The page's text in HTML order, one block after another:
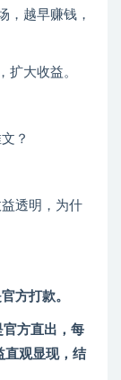
，越早赚钱，
扩大收益。
？
透明，为什
方打款。
官方直出，每
直观显现，结